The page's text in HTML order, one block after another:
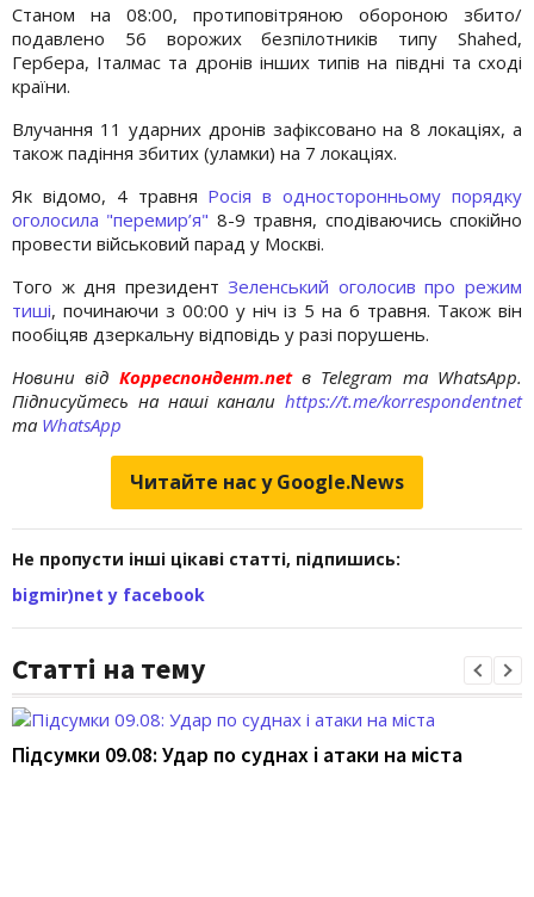
Станом на 08:00, протиповітряною обороною збито/
подавлено 56 ворожих безпілотників типу Shahed,
Гербера, Італмас та дронів інших типів на півдні та сході
країни.
Влучання 11 ударних дронів зафіксовано на 8 локаціях, а
також падіння збитих (уламки) на 7 локаціях.
Як відомо, 4 травня Росія в односторонньому порядку
оголосила "перемир’я" 8-9 травня, сподіваючись спокійно
провести військовий парад у Москві.
Того ж дня президентЗеленський оголосив про режим
тиші, починаючи з 00:00 у ніч із 5 на 6 травня. Також він
пообіцяв дзеркальну відповідь у разі порушень.
Новини від Корреспондент.netв Telegram та WhatsApp.
Підписуйтесь на наші канали https://t.me/korrespondentnet
та WhatsApp
Читайте нас у Google.News
Не пропусти інші цікаві статті, підпишись:
bigmir)net у facebook
Статті на тему
Підсумки 09.08: Удар по суднах і атаки на міста